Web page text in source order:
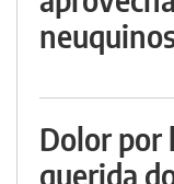
Dolor por
querida